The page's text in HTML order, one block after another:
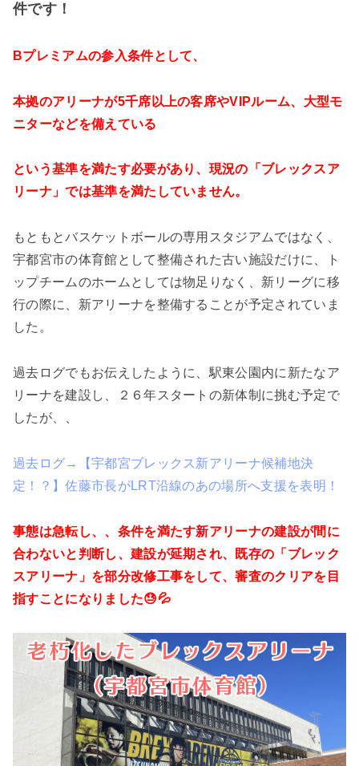
件です！
Bプレミアムの参入条件として、
本拠のアリーナが5千席以上の客席やVIPルーム、大型モ
ニターなどを備えている
という基準を満たす必要があり、現況の「ブレックスア
リーナ」では基準を満たしていません。
もともとバスケットボールの専用スタジアムではなく、
宇都宮市の体育館として整備された古い施設だけに、ト
ップチームのホームとしては物足りなく、新リーグに移
行の際に、新アリーナを整備することが予定されていま
した。
過去ログでもお伝えしたように、駅東公園内に新たなア
リーナを建設し、２６年スタートの新体制に挑む予定で
したが、、
過去ログ→【宇都宮ブレックス新アリーナ候補地決
定！？】佐藤市長がLRT沿線のあの場所へ支援を表明！
事態は急転し、、条件を満たす新アリーナの建設が間に
合わないと判断し、建設が延期され、既存の「ブレック
スアリーナ」を部分改修工事をして、審査のクリアを目
指すことになりました😓💦